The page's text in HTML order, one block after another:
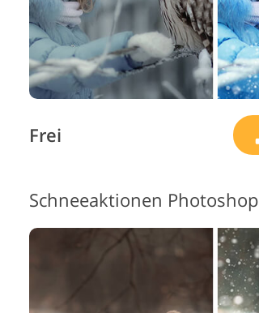
Frei
Schneeaktionen